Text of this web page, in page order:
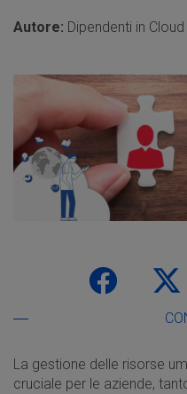
Autore: Dipendenti in Cloud
La gestione delle risorse
cruciale per le aziende,